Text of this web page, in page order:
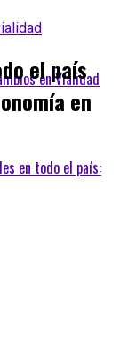
en Vialidad
en todo el país:
el país
en